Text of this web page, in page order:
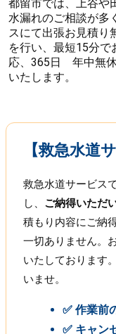
都留市では、上谷や
水漏れのご相談が多
スにて出張お見積り
を行い、最短15分
応、365日 年中無
いたします。
【救急水道
救急水道サービスで
し、 ご納得いただ
積もり内容にご納
一切ありません。
いたしております
いませ。
✅ 作業前
✅ キャン